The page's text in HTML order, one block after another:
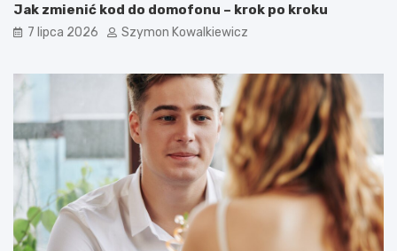
Jak zmienić kod do domofonu – krok po kroku
7 lipca 2026 Szymon Kowalkiewicz